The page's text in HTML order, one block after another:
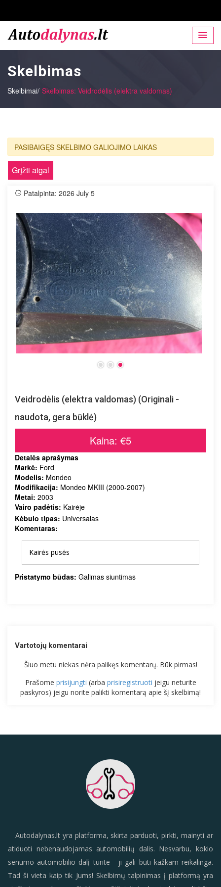
Skelbimas
Skelbimai/ Skelbimas: Veidrodėlis (elektra valdomas)
PASIBAIGĘS SKELBIMO GALIOJIMO LAIKAS
Grįžti atgal
Patalpinta: 2026 July 5
Veidrodėlis (elektra valdomas) (Originali -
naudota, gera būklė)
Kaina: €5
Detalės aprašymas
Markė: Ford
Modelis: Mondeo
Modifikacija: Mondeo MKIII (2000-2007)
Metai: 2003
Vairo padėtis: Kairėje
Kėbulo tipas: Universalas
Komentaras:
Kairės pusės
Pristatymo būdas: Galimas siuntimas
Vartotojų komentarai
Šiuo metu niekas nėra palikęs komentarų. Būk pirmas!
Prašome prisijungti (arba prisiregistruoti jeigu neturite
paskyros) jeigu norite palikti komentarą apie šį skelbimą!
Autodalynas.lt yra platforma, skirta parduoti, pirkti, mainyti ar
atiduoti nebenaudojamas automobilių dalis. Nesvarbu, kokio
senumo automobilio dalį turite - ji gali būti kažkam reikalinga.
Tad ši vieta kaip tik Jums! Skelbimų talpinimas į platformą yra